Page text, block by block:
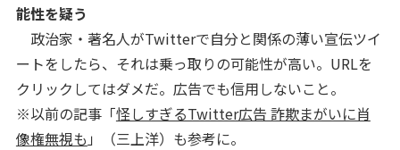
能性を疑う
政治家・著名人がTwitterで自分と関係の薄い宣伝ツイ
ートをしたら、それは乗っ取りの可能性が高い。URLを
クリックしてはダメだ。広告でも信用しないこと。
※以前の記事「怪しすぎるTwitter広告 詐欺まがいに肖
像権無視も 」（三上洋）も参考に。